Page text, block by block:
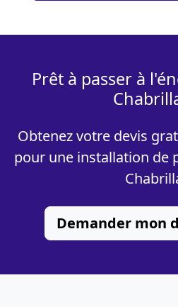
Prêt à passer à
Obtenez votre devis
pour une installation de
Demander mon